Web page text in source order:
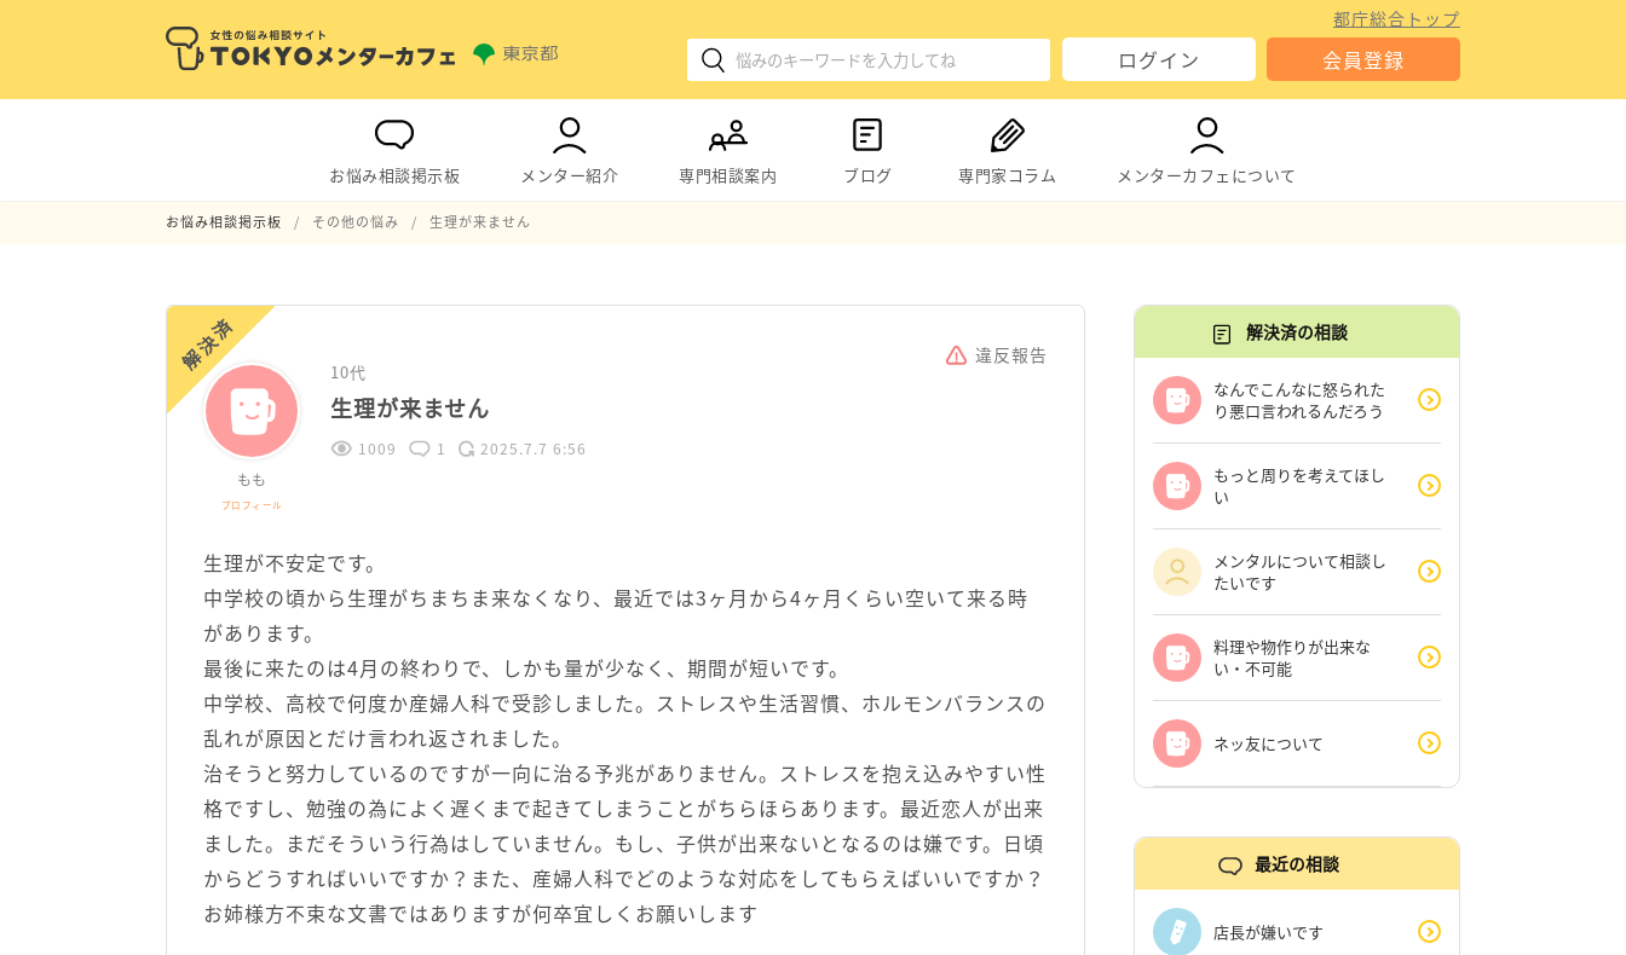
都庁総合トップ
ログイン 会員登録
お悩み相談掲示板 メンター紹介 専門相談案内 ブログ 専門家コラム メンターカフェについて
お悩み相談掲示板 その他の悩み 生理が来ません
解決済 違反報告
もも
プロフィール
10代
生理が来ません
1009 1 2025.7.7 6:56
生理が不安定です。
中学校の頃から生理がちまちま来なくなり、最近では3ヶ月から4ヶ月くらい空いて来る時
があります。
最後に来たのは4月の終わりで、しかも量が少なく、期間が短いです。
中学校、高校で何度か産婦人科で受診しました。ストレスや生活習慣、ホルモンバランスの
乱れが原因とだけ言われ返されました。
治そうと努力しているのですが一向に治る予兆がありません。ストレスを抱え込みやすい性
格ですし、勉強の為によく遅くまで起きてしまうことがちらほらあります。最近恋人が出来
ました。まだそういう行為はしていません。もし、子供が出来ないとなるのは嫌です。日頃
からどうすればいいですか？また、産婦人科でどのような対応をしてもらえばいいですか？
お姉様方不束な文書ではありますが何卒宜しくお願いします
解決済の相談
なんでこんなに怒られた
り悪口言われるんだろう
もっと周りを考えてほし
い
メンタルについて相談し
たいです
料理や物作りが出来な
い・不可能
ネッ友について
最近の相談
店長が嫌いです